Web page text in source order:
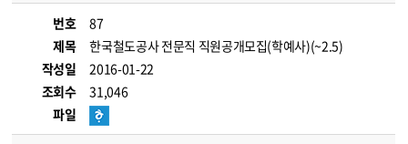
번호
87
제목
한국철도공사 전문직 직원공개모집(학예사)(~2.5)
작성일
2016-01-22
조회수
31,046
파일